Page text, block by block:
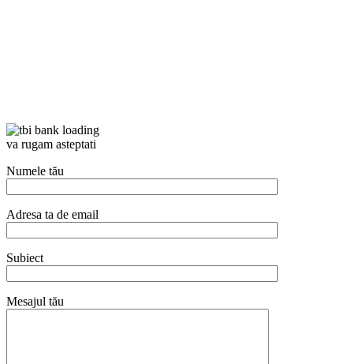
va rugam asteptati
Numele tău
Adresa ta de email
Subiect
Mesajul tău